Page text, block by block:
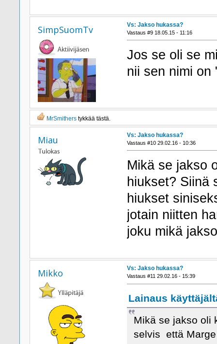
SimpSuomTv Vs: Jakso hukassa?
Vastaus #9 18.05.15 - 11:16
Jos se oli se
nii sen nimi on
MrSmitherstykkää tästä.
Miau Vs: Jakso hukassa?
Vastaus #10 29.02.16 - 10:36
Mikä se jakso
hiukset? Siinä
hiukset
jotain niitten
joku mikä
Mikko Vs: Jakso hukassa?
Vastaus #11 29.02.16 - 15:39
Lainaus
Mikä se jakso oli
selvis että